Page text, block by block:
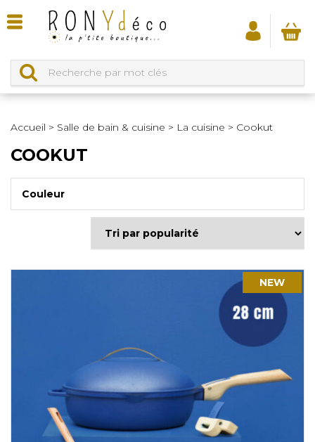
Accueil > Salle de bain & cuisine > La cuisine > Cookut
COOKUT
Couleur
NEW